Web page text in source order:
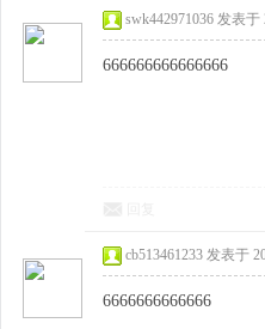
swk442971036 发表于
666666666666666
cb513461233 发表于
6666666666666